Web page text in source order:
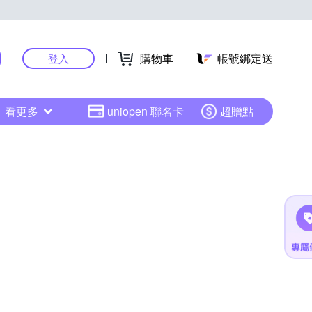
登入 購物車 帳號綁定送
看更多 uniopen 聯名卡 超贈點